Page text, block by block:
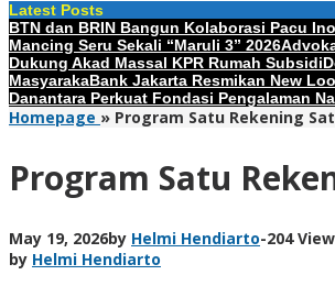
Latest Posts
BTN dan BRIN Bangun Kolaborasi Pacu
Mancing Seru Sekali “Maruli 3” 2026
Dukung Akad Massal KPR Rumah Subsidi
MasyarakaBank Jakarta Resmikan New
Danantara Perkuat Fondasi Pengalaman
Homepage » Program Satu Rekening
Program Satu
May 19, 2026by Helmi Hendiarto-204
by Helmi Hendiarto